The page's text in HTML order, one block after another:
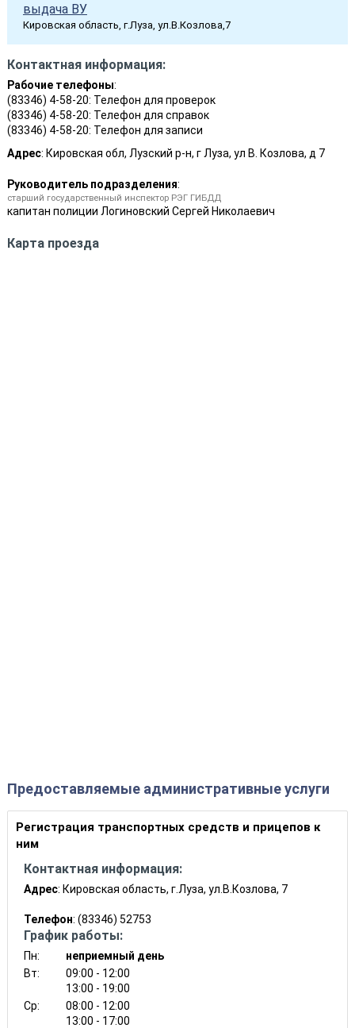
выдача ВУ
Кировская область, г.Луза, ул.В.Козлова,7
Контактная информация:
Рабочие телефоны:
(83346) 4-58-20: Телефон для проверок
(83346) 4-58-20: Телефон для справок
(83346) 4-58-20: Телефон для записи
Адрес: Кировская обл, Лузский р-н, г Луза, ул В. Козлова, д 7
Руководитель подразделения:
старший государственный инспектор РЭГ ГИБДД
капитан полиции Логиновский Сергей Николаевич
Карта проезда
Предоставляемые административные услуги
Регистрация транспортных средств и прицепов к
ним
Контактная информация:
Адрес: Кировская область, г.Луза, ул.В.Козлова, 7
Телефон: (83346) 52753
График работы:
Пн:
неприемный день
Вт:
09:00 - 12:00
13:00 - 19:00
Ср:
08:00 - 12:00
13:00 - 17:00